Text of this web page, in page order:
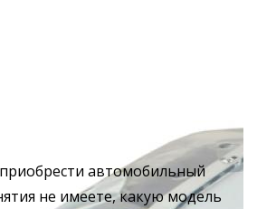
автомобильный
не имеете, какую модель